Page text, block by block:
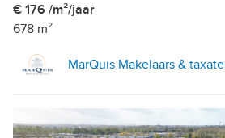
€ 176 /m²/jaar
678 m²
MarQuis Makelaars &